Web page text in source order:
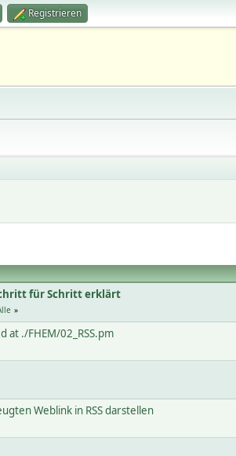
Registrieren
für Schritt erklärt
at ./FHEM/02_RSS.pm
Weblink in RSS darstellen